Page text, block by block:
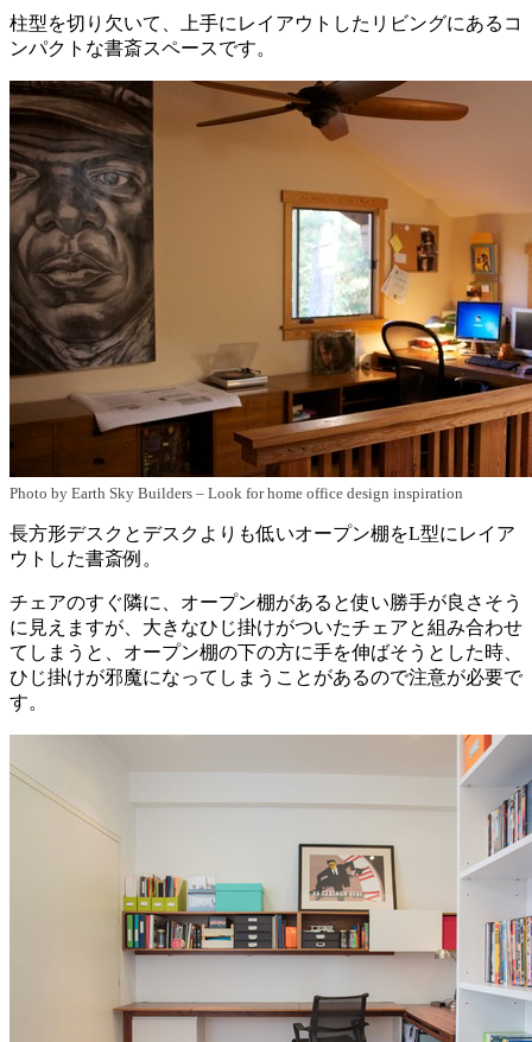
柱型を切り欠いて、上手にレイアウトしたリビングにあるコ
ンパクトな書斎スペースです。
Photo by Earth Sky Builders – Look for home office design inspiration
長方形デスクとデスクよりも低いオープン棚をL型にレイア
ウトした書斎例。
チェアのすぐ隣に、オープン棚があると使い勝手が良さそう
に見えますが、大きなひじ掛けがついたチェアと組み合わせ
てしまうと、オープン棚の下の方に手を伸ばそうとした時、
ひじ掛けが邪魔になってしまうことがあるので注意が必要で
す。